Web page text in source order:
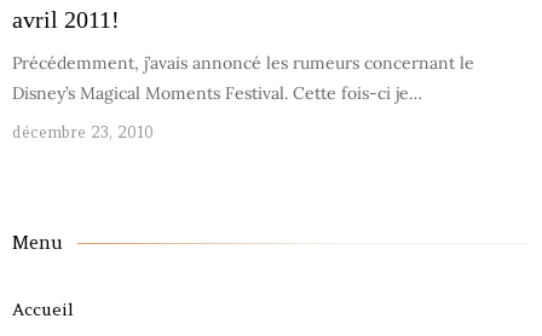
avril 2011!
Précédemment, j’avais annoncé les rumeurs concernant le
Disney’s Magical Moments Festival. Cette fois-ci je…
décembre 23, 2010
Menu
Accueil